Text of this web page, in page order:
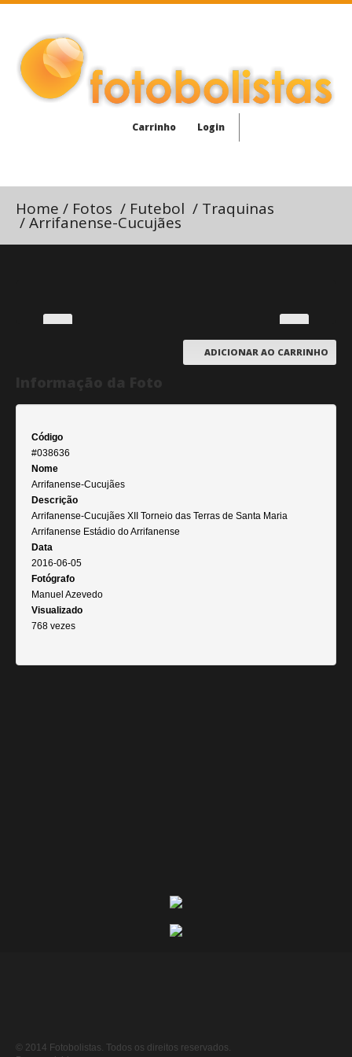
Carrinho Login
Home / Fotos / Futebol / Traquinas
/Arrifanense-Cucujães
ADICIONAR AO CARRINHO
Código
#038636
Nome
Arrifanense-Cucujães
Descrição
Arrifanense-Cucujães XII Torneio das Terras de Santa Maria
Arrifanense Estádio do Arrifanense
Data
2016-06-05
Fotógrafo
Manuel Azevedo
Visualizado
768 vezes
© 2014 Fotobolistas. Todos os direitos reservados.